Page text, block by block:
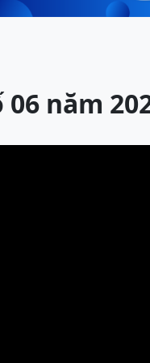
năm